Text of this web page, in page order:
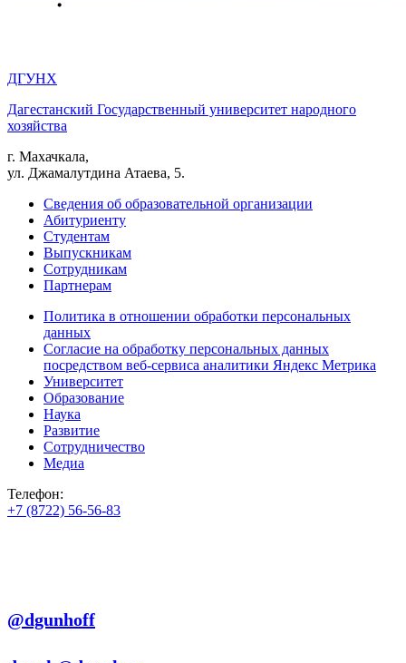
ДГУНХ
Дагестанский Государственный университет народного
хозяйства
г. Махачкала,
ул. Джамалутдина Атаева, 5.
Сведения об образовательной организации
Абитуриенту
Студентам
Выпускникам
Сотрудникам
Партнерам
Политика в отношении обработки персональных
данных
Согласие на обработку персональных данных
посредством веб-сервиса аналитики Яндекс Метрика
Университет
Образование
Наука
Развитие
Сотрудничество
Медиа
Телефон:
+7 (8722) 56-56-83
@dgunhoff